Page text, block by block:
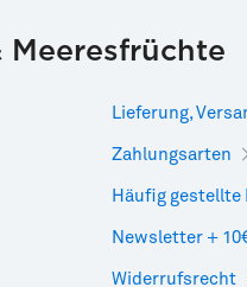
Meeresfrüchte
Lieferung,
Zahlungsarten
Häufig gestellte
Newsletter +
Widerrufsrecht